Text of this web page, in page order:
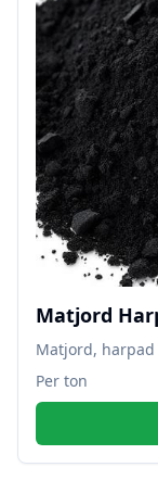
Matjord
Matjord,
Per ton